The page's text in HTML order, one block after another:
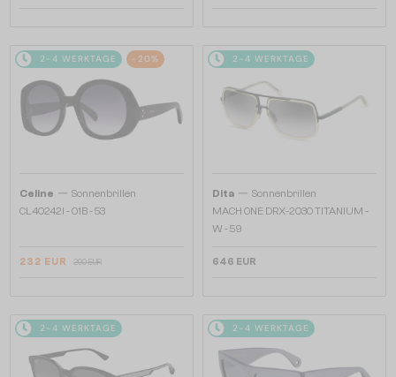
2-4 WERKTAGE -20%
Celine — Sonnenbrillen
CL40242I - 01B - 53
232 EUR 290 EUR
2-4 WERKTAGE
Dita — Sonnenbrillen
MACH ONE DRX-2030 TITANIUM -
W - 59
646 EUR
2-4 WERKTAGE 2-4 WERKTAGE